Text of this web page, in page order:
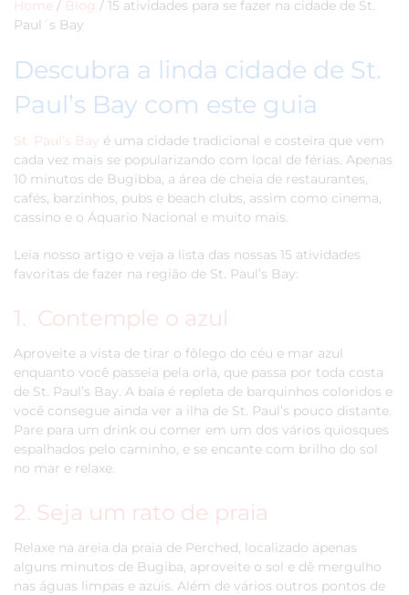
Home / Blog / 15 atividades para se fazer na cidade de St.
Paul´s Bay
Descubra a linda cidade de St.
Paul’s Bay com este guia
St. Paul’s Bay é uma cidade tradicional e costeira que vem
cada vez mais se popularizando com local de férias. Apenas
10 minutos de Bugibba, a área de cheia de restaurantes,
cafés, barzinhos, pubs e beach clubs, assim como cinema,
cassino e o Áquario Nacional e muito mais.
Leia nosso artigo e veja a lista das nossas 15 atividades
favoritas de fazer na região de St. Paul’s Bay:
1. Contemple o azul
Aproveite a vista de tirar o fôlego do céu e mar azul
enquanto você passeia pela orla, que passa por toda costa
de St. Paul’s Bay. A baía é repleta de barquinhos coloridos e
você consegue ainda ver a ilha de St. Paul’s pouco distante.
Pare para um drink ou comer em um dos vários quiosques
espalhados pelo caminho, e se encante com brilho do sol
no mar e relaxe.
2. Seja um rato de praia
Relaxe na areia da praia de Perched, localizado apenas
alguns minutos de Bugiba, aproveite o sol e dê mergulho
nas águas limpas e azuis. Além de vários outros pontos de